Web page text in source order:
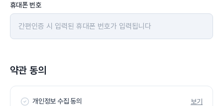
휴대폰 번호
약관 동의
개인정보 수집 동의 보기